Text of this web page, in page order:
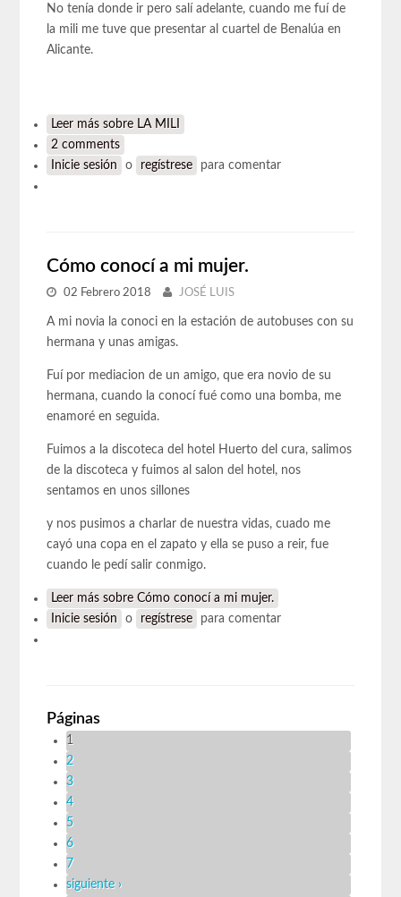
No tenía donde ir pero salí adelante, cuando me fuí de
la mili me tuve que presentar al cuartel de Benalúa en
Alicante.
Leer más sobre LA MILI
2 comments
Inicie sesión
o regístrese para comentar
Cómo conocí a mi mujer.
02 Febrero 2018 JOSÉ LUIS
A mi novia la conoci en la estación de autobuses con su
hermana y unas amigas.
Fuí por mediacion de un amigo, que era novio de su
hermana, cuando la conocí fué como una bomba, me
enamoré en seguida.
Fuimos a la discoteca del hotel Huerto del cura, salimos
de la discoteca y fuimos al salon del hotel, nos
sentamos en unos sillones
y nos pusimos a charlar de nuestra vidas, cuado me
cayó una copa en el zapato y ella se puso a reir, fue
cuando le pedí salir conmigo.
Leer más sobre Cómo conocí a mi mujer.
Inicie sesión
o regístrese para comentar
Páginas
1
2
3
4
5
6
7
siguiente ›